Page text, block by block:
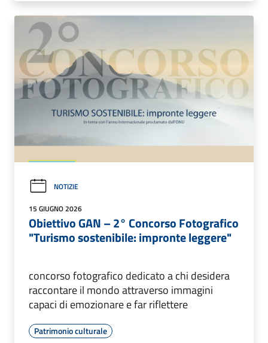
NOTIZIE
15 GIUGNO 2026
Obiettivo GAN – 2° Concorso Fotografico
"Turismo sostenibile: impronte leggere"
concorso fotografico dedicato a chi desidera
raccontare il mondo attraverso immagini
capaci di emozionare e far riflettere
Patrimonio culturale